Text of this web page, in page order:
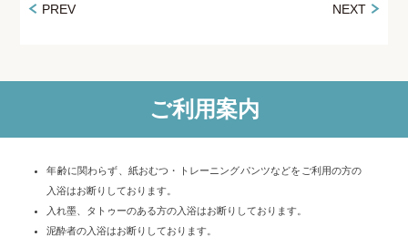
PREV NEXT
ご利用案内
年齢に関わらず、紙おむつ・トレーニングパンツなどをご利用の方の
入浴はお断りしております。
入れ墨、タトゥーのある方の入浴はお断りしております。
泥酔者の入浴はお断りしております。